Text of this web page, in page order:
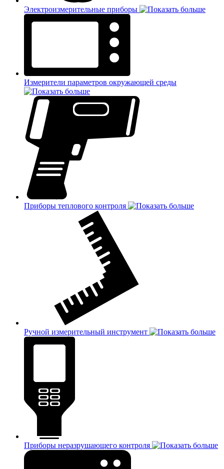
Электроизмерительные приборы
Измерители параметров окружающей среды
Приборы теплового контроля
Ручной измерительный инструмент
Приборы неразрушающего контроля